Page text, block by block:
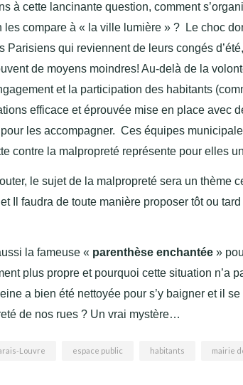
à cette lancinante question, comment
les compare à « la ville lumière » ? Le choc
Parisiens qui reviennent de leurs congés
de moyens moindres! Au-delà de la
et la participation des habitants
efficace et éprouvée mise en place avec
les accompagner. Ces équipes
contre la malpropreté représente pour elles
le sujet de la malpropreté sera un
Il faudra de toute manière proposer tôt ou
la fameuse « parenthèse enchantée »
plus propre et pourquoi cette situation n’a
a bien été nettoyée pour s’y baigner et il
de nos rues ? Un vrai mystère…
Louvre espace public habitants mairie